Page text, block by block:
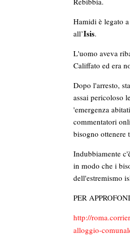
Hamidi è legato a
all’Isis.
L'uomo aveva
Califfato ed era
Dopo l'arresto,
assai pericoloso
'emergenza
commentatori
bisogno ottenere
Indubbiamente
in modo che i
dell'estremismo
PER
http://
alloggio-